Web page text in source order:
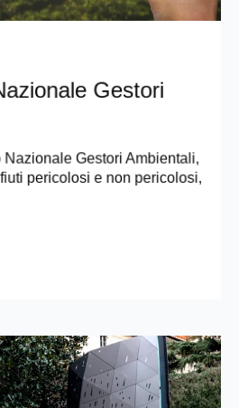
Gestori
Gestori Ambientali,
pericolosi e non pericolosi,